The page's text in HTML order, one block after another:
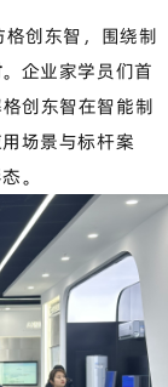
创东智 ，围绕制
。企业家学员们首
创东智在智能制
场景与标杆案
。